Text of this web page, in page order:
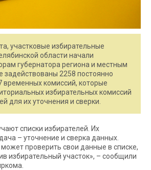
участковые избирательные
области начали
губернатора региона и местным
задействованы 2258 постоянно
временных комиссий, которые
избирательных комиссий
для их уточнения и сверки.
списки избирателей. Их
– уточнение и сверка данных.
проверить свои данные в списке,
избирательный участок», – сообщили